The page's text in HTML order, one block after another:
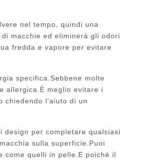
nel tempo, quindi una
macchie ed eliminerà gli odori
fredda e vapore per evitare
specifica.Sebbene molte
allergica.È meglio evitare i
chiedendo l'aiuto di un
design per completare qualsiasi
sulla superficie.Puoi
come quelli in pelle.E poiché il